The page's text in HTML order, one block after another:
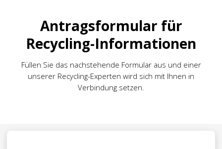
Antragsformular für
Recycling-Informationen
Füllen Sie das nachstehende Formular aus und einer
unserer Recycling-Experten wird sich mit Ihnen in
Verbindung setzen.